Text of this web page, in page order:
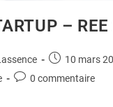
–
10 mars
0 commentaire